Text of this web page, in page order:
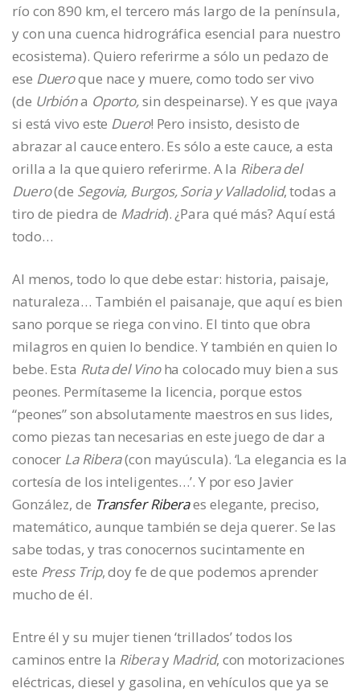
río con 890 km, el tercero más largo de la península,
y con una cuenca hidrográfica esencial para nuestro
ecosistema). Quiero referirme a sólo un pedazo de
ese Dueroque nace y muere, como todo ser vivo
(de Urbióna Oporto,sin despeinarse). Y es que ¡vaya
si está vivo este Duero! Pero insisto, desisto de
abrazar al cauce entero. Es sólo a este cauce, a esta
orilla a la que quiero referirme. A la Ribera del
Duero(de Segovia, Burgos, Soria y Valladolid, todas a
tiro de piedra de Madrid). ¿Para qué más? Aquí está
todo…
Al menos, todo lo que debe estar: historia, paisaje,
naturaleza… También el paisanaje, que aquí es bien
sano porque se riega con vino. El tinto que obra
milagros en quien lo bendice. Y también en quien lo
bebe. Esta Ruta del Vinoha colocado muy bien a sus
peones. Permítaseme la licencia, porque estos
“peones” son absolutamente maestros en sus lides,
como piezas tan necesarias en este juego de dar a
conocer La Ribera(con mayúscula). ‘La elegancia es la
cortesía de los inteligentes…’. Y por eso Javier
González, de Transfer Riberaes elegante, preciso,
matemático, aunque también se deja querer. Se las
sabe todas, y tras conocernos sucintamente en
este Press Trip, doy fe de que podemos aprender
mucho de él.
Entre él y su mujer tienen ‘trillados’ todos los
caminos entre la Riberay Madrid, con motorizaciones
eléctricas, diesel y gasolina, en vehículos que ya se